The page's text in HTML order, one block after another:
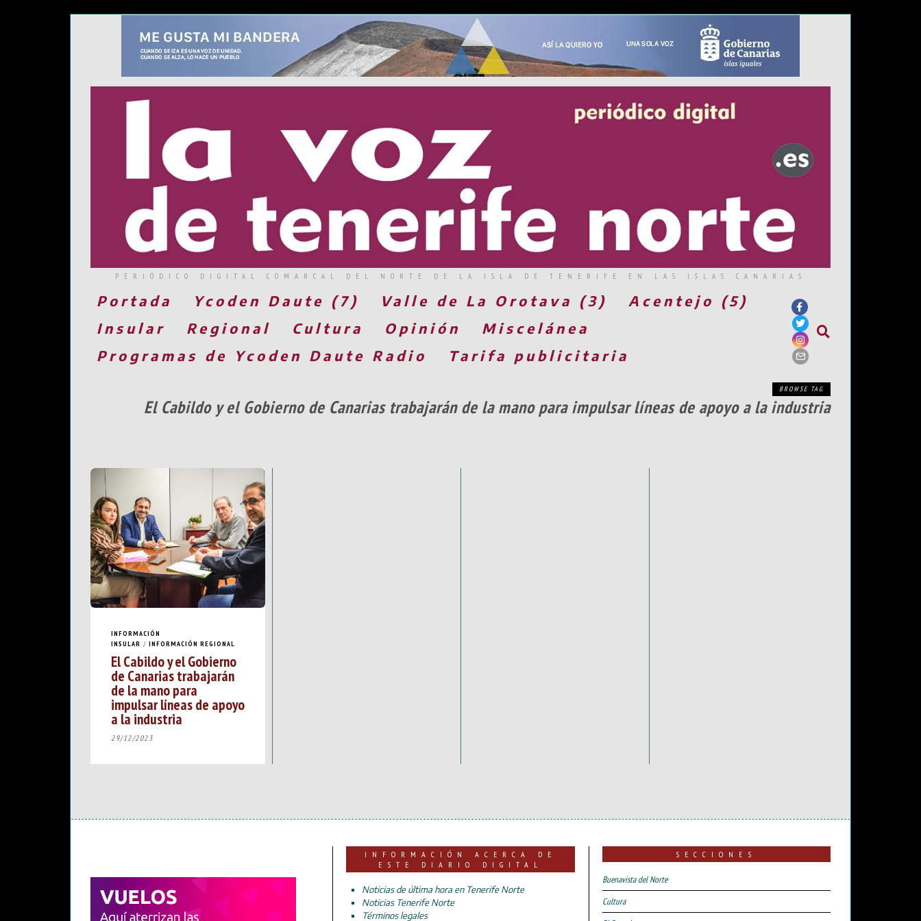
PERIÓDICO DIGITAL COMARCAL DEL NORTE DE LA ISLA DE TENERIFE EN LAS ISLAS CANARIAS
Portada Ycoden Daute (7) Valle de La Orotava (3)
Acentejo (5)
Insular
Regional Cultura Opinión
Miscelánea
Programas de Ycoden Daute Radio
Tarifa publicitaria
BROWSE TAG
El Cabildo y el Gobierno de Canarias trabajarán de la mano para impulsar líneas de apoyo a la industria
INFORMACIÓN
INSULAR / INFORMACIÓN REGIONAL
El Cabildo y el Gobierno
de Canarias trabajarán
de la mano para
impulsar líneas de apoyo
a la industria
29/12/2023
INFORMACIÓN ACERCA DE
ESTE DIARIO DIGITAL
Noticias de última hora en Tenerife Norte
Noticias Tenerife Norte
Términos legales
SECCIONES
Buenavista del Norte
Cultura